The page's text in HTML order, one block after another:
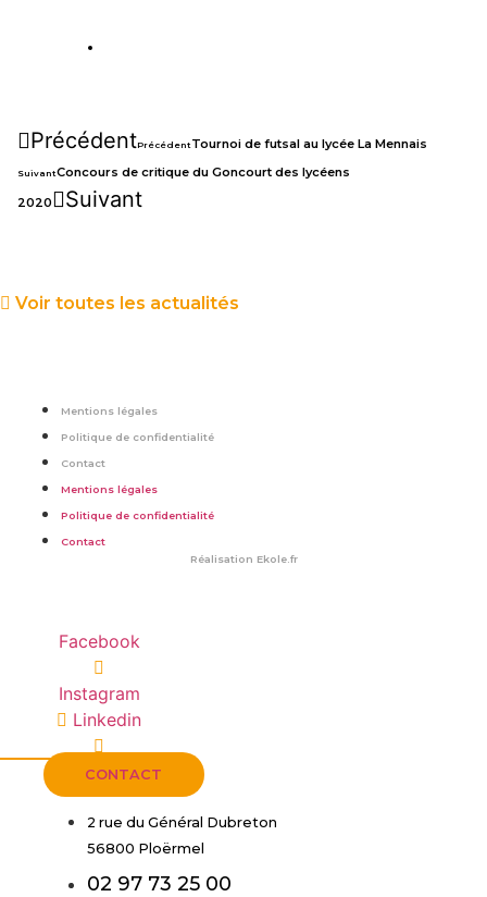
PrécédentPrécédent Tournoi de futsal au lycée La Mennais
SuivantConcours de critique du Goncourt des lycéens
2020
Suivant
Voir toutes les actualités
Mentions légales
Politique de confidentialité
Contact
Mentions légales
Politique de confidentialité
Contact
Réalisation Ekole.fr
Facebook
Instagram
Linkedin
CONTACT
2 rue du Général Dubreton
56800 Ploërmel
02 97 73 25 00